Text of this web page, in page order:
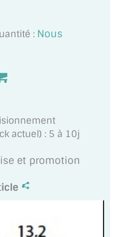
: Nous
actuel) : 5 à 10j
et promotion